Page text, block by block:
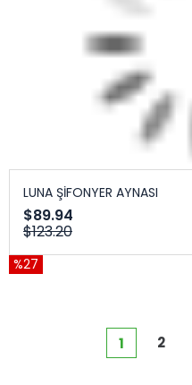
LUNA ŞİFONYER AYNASI
$89.94
$123.20
%27
1 2